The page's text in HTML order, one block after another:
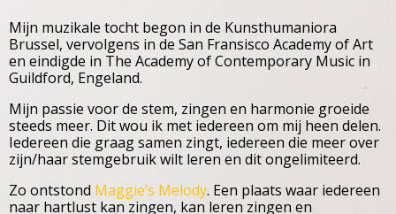
Mijn muzikale tocht begon in de Kunsthumaniora
Brussel, vervolgens in de San Fransisco Academy of Art
en eindigde in The Academy of Contemporary Music in
Guildford, Engeland.
Mijn passie voor de stem, zingen en harmonie groeide
steeds meer. Dit wou ik met iedereen om mij heen delen.
Iedereen die graag samen zingt, iedereen die meer over
zijn/haar stemgebruik wilt leren en dit ongelimiteerd.
Zo ontstond Maggie’s Melody. Een plaats waar iedereen
naar hartlust kan zingen, kan leren zingen en